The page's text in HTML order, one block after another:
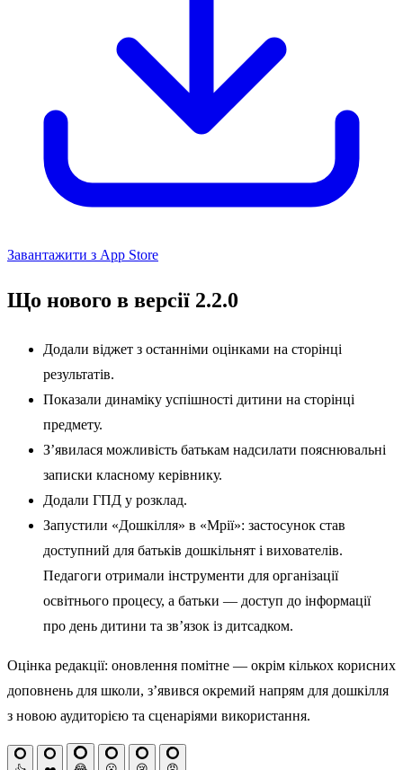
Завантажити з App Store
Що нового в версії 2.2.0
Додали віджет з останніми оцінками на сторінці
результатів.
Показали динаміку успішності дитини на сторінці
предмету.
З’явилася можливість батькам надсилати пояснювальні
записки класному керівнику.
Додали ГПД у розклад.
Запустили «Дошкілля» в «Мрії»: застосунок став
доступний для батьків дошкільнят і вихователів.
Педагоги отримали інструменти для організації
освітнього процесу, а батьки — доступ до інформації
про день дитини та зв’язок із дитсадком.
Оцінка редакції: оновлення помітне — окрім кількох корисних
доповнень для школи, з’явився окремий напрям для дошкілля
з новою аудиторією та сценаріями використання.